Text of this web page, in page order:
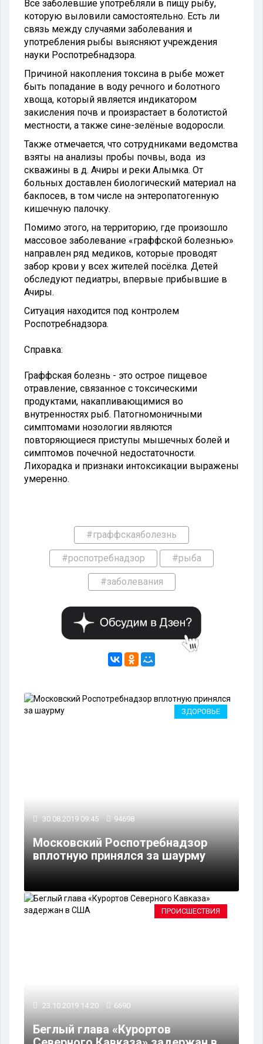
Все заболевшие употребляли в пищу рыбу,
которую выловили самостоятельно. Есть ли
связь между случаями заболевания и
употребления рыбы выясняют учреждения
науки Роспотребнадзора.
Причиной накопления токсина в рыбе может
быть попадание в воду речного и болотного
хвоща, который является индикатором
закисления почв и произрастает в болотистой
местности, а также сине-зелёные водоросли.
Также отмечается, что сотрудниками ведомства
взяты на анализы пробы почвы, вода из
скважины в д. Ачиры и реки Алымка. От
больных доставлен биологический материал на
бакпосев, в том числе на энтеропатогенную
кишечную палочку.
Помимо этого, на территорию, где произошло
массовое заболевание «граффской болезнью»
направлен ряд медиков, которые проводят
забор крови у всех жителей посёлка. Детей
обследуют педиатры, впервые прибывшие в
Ачиры.
Ситуация находится под контролем
Роспотребнадзора.
Справка:
Граффская болезнь - это острое пищевое
отравление, связанное с токсическими
продуктами, накапливающимися во
внутренностях рыб. Патогномоничными
симптомами нозологии являются
повторяющиеся приступы мышечных болей и
симптомов почечной недостаточности.
Лихорадка и признаки интоксикации выражены
умеренно.
#граффскаяболезнь
#роспотребнадзор #рыба
#заболевания
ЗДОРОВЬЕ
30.08.2019 09:45 94698
Московский Роспотребнадзор
вплотную принялся за шаурму
ПРОИСШЕСТВИЯ
23.10.2019 14:20 6690
Беглый глава «Курортов